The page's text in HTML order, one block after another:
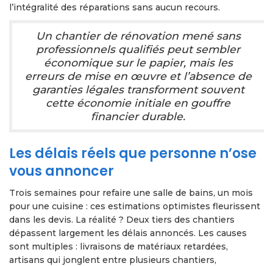
l’intégralité des réparations sans aucun recours.
Un chantier de rénovation mené sans
professionnels qualifiés peut sembler
économique sur le papier, mais les
erreurs de mise en œuvre et l’absence de
garanties légales transforment souvent
cette économie initiale en gouffre
financier durable.
Les délais réels que personne n’ose
vous annoncer
Trois semaines pour refaire une salle de bains, un mois
pour une cuisine : ces estimations optimistes fleurissent
dans les devis. La réalité ? Deux tiers des chantiers
dépassent largement les délais annoncés. Les causes
sont multiples : livraisons de matériaux retardées,
artisans qui jonglent entre plusieurs chantiers,